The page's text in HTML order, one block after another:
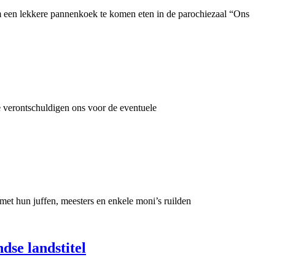
lekkere pannenkoek te komen eten in de parochiezaal “Ons
ons voor de eventuele
hun juffen, meesters en enkele moni’s ruilden
landstitel